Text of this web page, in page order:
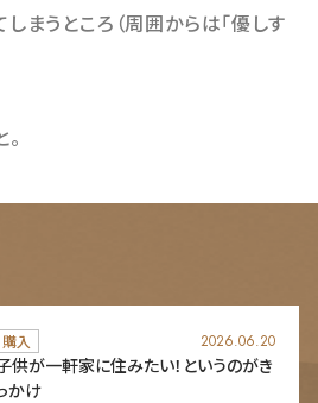
まうところ（周囲からは「優しす
購入 2026.06.20
供が一軒家に住みたい！というのがき
かけ